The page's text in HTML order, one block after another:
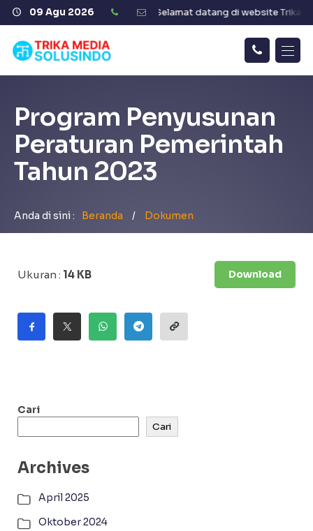
09 Agu 2026
Trika Media Solusindo Selamat datang di website Trika
Tentang Kami
Aplikasi Kesehatan
Hubungi
Program Penyusunan
Peraturan Pemerintah
Tahun 2023
Anda di sini : Beranda / Dokumen
Ukuran : 14 KB Download
Cari
Cari
Archives
April 2025
Oktober 2024